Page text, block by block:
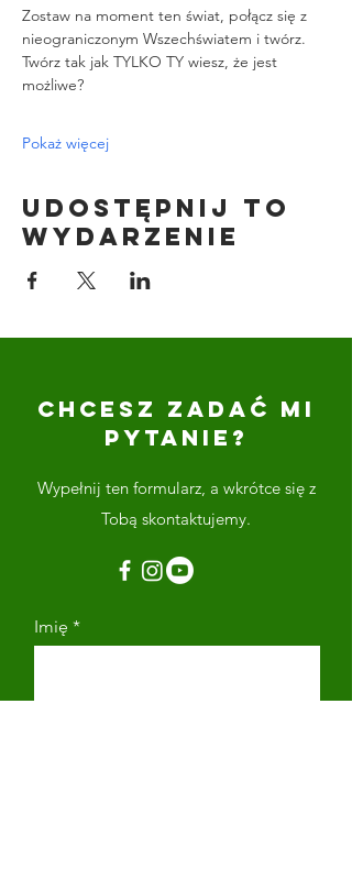
Zostaw na moment ten świat, połącz się z
nieograniczonym Wszechświatem i twórz.
Twórz tak jak TYLKO TY wiesz, że jest
możliwe?
Pokaż więcej
Udostępnij to
wydarzenie
CHCESZ ZADAĆ MI
PYTANIE?
Wypełnij ten formularz, a wkrótce się z
Tobą skontaktujemy.
Imię